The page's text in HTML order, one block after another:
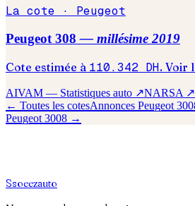
La cote · Peugeot
Peugeot 308 — millésime2019
Cote estimée à 110.342 DH. Voir
AIVAM — Statistiques auto ↗NARSA ↗
← Toutes les cotesAnnonces Peugeot
Peugeot 3008 →
Ssoeezauto